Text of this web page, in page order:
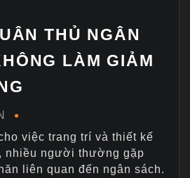
THỦ NGÂN
LÀM GIẢM
việc trang trí và thiết kế
nhiều người thường gặp
liên quan đến ngân sách.